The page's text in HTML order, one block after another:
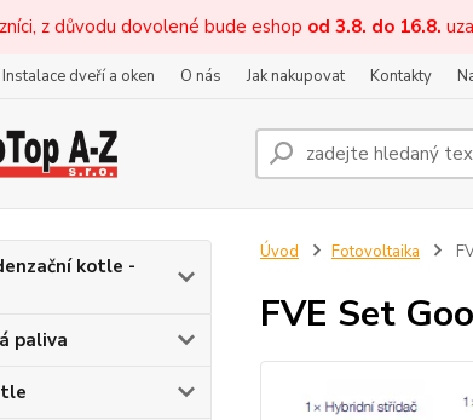
z důvodu dovolené bude eshop od 3.8. do 16.8.
Instalace dveří a oken O nás Jak nakupovat Kontakty
kotle -
paliva
Úvod Fotovoltaika
FVE Set